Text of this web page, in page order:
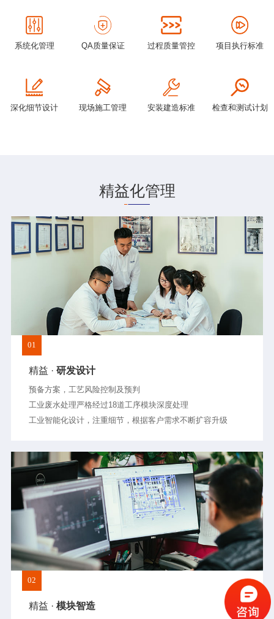
系统化管理 QA质量保证 过程质量管控 项目执行标准
深化细节设计 现场施工管理 安装建造标准 检查和测试计划
精益化管理
01
精益 ·研发设计
预备方案，工艺风险控制及预判
工业废水处理严格经过18道工序模块深度处理
工业智能化设计，注重细节，根据客户需求不断扩容升级
02
精益 ·模块智造